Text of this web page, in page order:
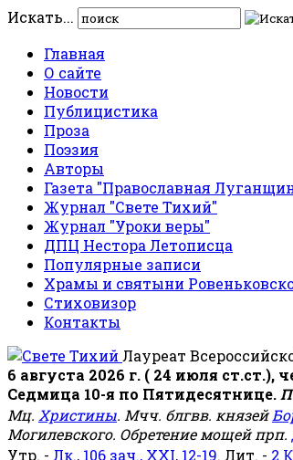
Искать...
Главная
О сайте
Новости
Публицистика
Проза
Поэзия
Авторы
Газета "Православная
Журнал "Свете Тихий"
Журнал "Уроки веры"
ДПЦ Нестора Летописца
Популярные записи
Храмы и святыни
Стиховизор
Контакты
Лауреат
6 августа 2026 г. ( 24 июля ст.ст.),
Седмица 10-я по Пятидесятнице.
Мц. Христины. Мчч. блгвв. князей
Могилевского. Обретение мощей прп.
Утр. - Лк., 106 зач., XXI, 12-19. Лит. - 2